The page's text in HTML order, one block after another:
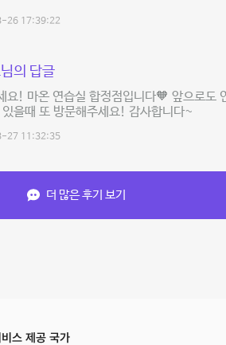
26 17:39:22
의 답글
요! 마온 연습실 합정점입니다🧡 앞으로도
을때 또 방문해주세요! 감사합니다~
27 11:32:35
더 많은 후기 보기
스 제공 국가